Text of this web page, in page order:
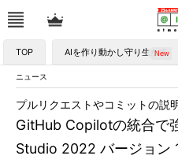
TOP AIを作り動かし守り生かす
ニュース
GitHub Copilotの統合で
Studio 2022 バージョン
プルリクエストやコミットの説